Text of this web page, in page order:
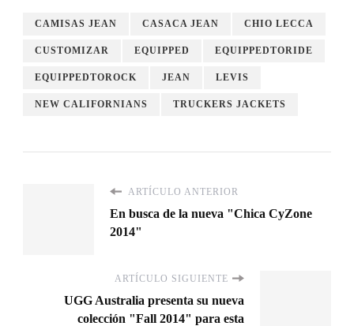
(Se
en
una
nueva)
(Se
en
una
nueva)
CAMISAS JEAN CASACA JEAN CHIO LECCA
CUSTOMIZAR EQUIPPED EQUIPPEDTORIDE
EQUIPPEDTOROCK JEAN LEVIS
NEW CALIFORNIANS TRUCKERS JACKETS
ARTÍCULO ANTERIOR
En busca de la nueva "Chica CyZone
2014"
ARTÍCULO SIGUIENTE
UGG Australia presenta su nueva
colección "Fall 2014" para esta